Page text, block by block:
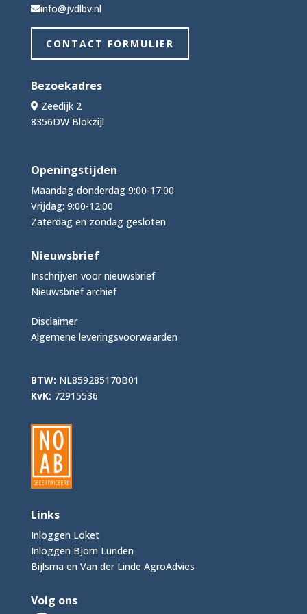
info@jvdlbv.nl
CONTACT FORMULIER
Bezoekadres
Zeedijk 2
8356DW Blokzijl
Openingstijden
Maandag-donderdag 9:00-17:00
Vrijdag: 9:00-12:00
Zaterdag en zondag gesloten
Nieuwsbrief
Inschrijven voor nieuwsbrief
Nieuwsbrief archief
Disclaimer
Algemene leveringsvoorwaarden
BTW: NL859285170B01
KvK: 72915536
Links
Inloggen Loket
Inloggen Bjorn Lunden
Bijlsma en Van der Linde AgroAdvies
Volg ons